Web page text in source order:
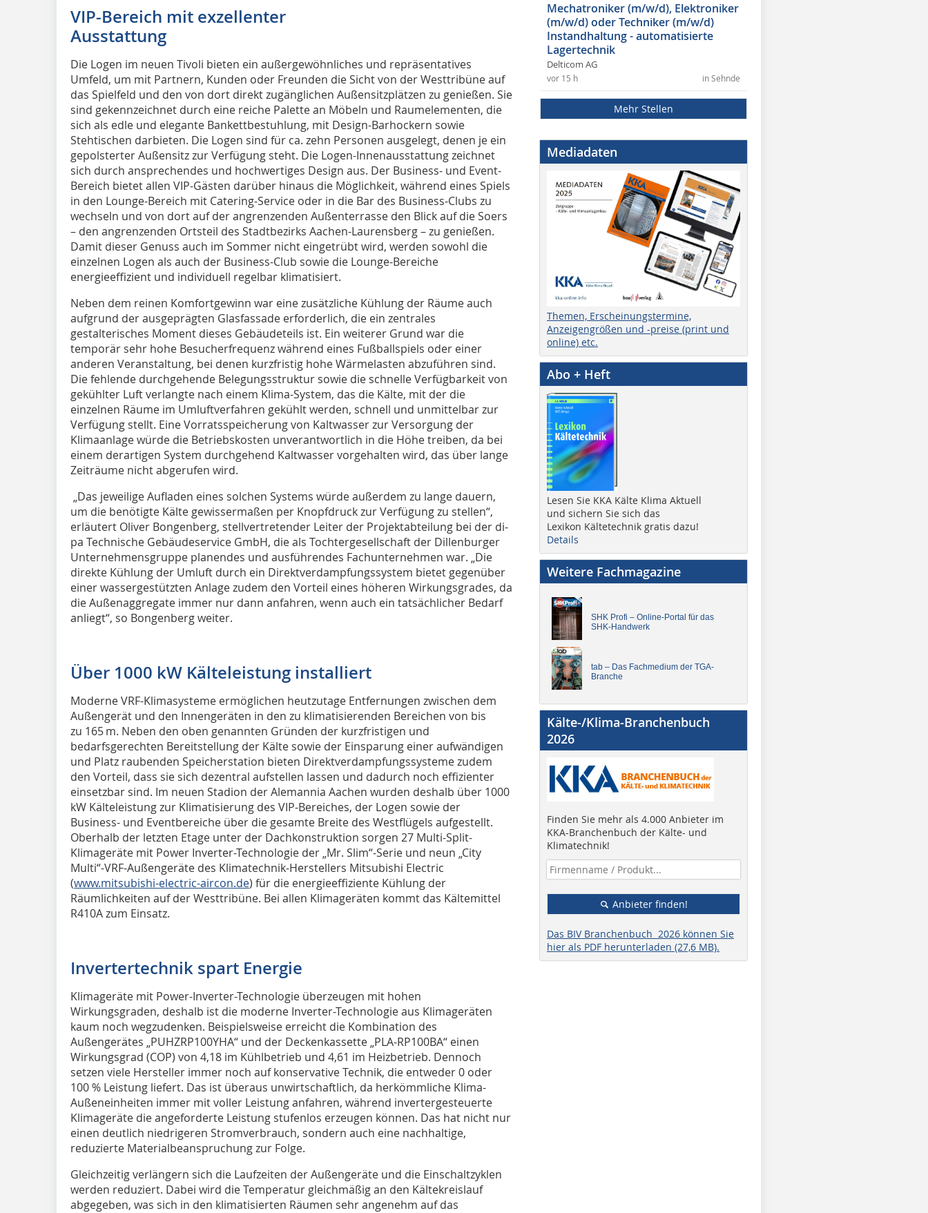
VIP-Bereich mit exzellenter
Ausstattung
Die Logen im neuen Tivoli bieten ein außergewöhnliches und repräsentatives
Umfeld, um mit Partnern, Kunden oder Freunden die Sicht von der Westtribüne auf
das Spielfeld und den von dort direkt zugänglichen Außensitzplätzen zu genießen. Sie
sind gekennzeichnet durch eine reiche Palette an Möbeln und Raumelementen, die
sich als edle und elegante Bankettbestuhlung, mit Design-Barhockern sowie
Stehtischen darbieten. Die Logen sind für ca. zehn Personen ausgelegt, denen je ein
gepolsterter Außensitz zur Verfügung steht. Die Logen-Innenausstattung zeichnet
sich durch ansprechendes und hochwertiges Design aus. Der Business- und Event-
Bereich bietet allen VIP-Gästen darüber hinaus die Möglichkeit, während eines Spiels
in den Lounge-Bereich mit Catering-Service oder in die Bar des Business-Clubs zu
wechseln und von dort auf der angrenzenden Außenterrasse den Blick auf die Soers
– den angrenzenden Ortsteil des Stadtbezirks Aachen-Laurensberg – zu genießen.
Damit dieser Genuss auch im Sommer nicht eingetrübt wird, werden sowohl die
einzelnen Logen als auch der Business-Club sowie die Lounge-Bereiche
energieeffizient und individuell regelbar klimatisiert.
Neben dem reinen Komfortgewinn war eine zusätzliche Kühlung der Räume auch
aufgrund der ausgeprägten Glasfassade erforderlich, die ein zentrales
gestalterisches Moment dieses Gebäudeteils ist. Ein weiterer Grund war die
temporär sehr hohe Besucherfrequenz während eines Fußballspiels oder einer
anderen Veranstaltung, bei denen kurzfristig hohe Wärmelasten abzuführen sind.
Die fehlende durchgehende Belegungsstruktur sowie die schnelle Verfügbarkeit von
gekühlter Luft verlangte nach einem Klima-System, das die Kälte, mit der die
einzelnen Räume im Umluftverfahren gekühlt werden, schnell und unmittelbar zur
Verfügung stellt. Eine Vorratsspeicherung von Kaltwasser zur Versorgung der
Klimaanlage würde die Betriebskosten unverantwortlich in die Höhe treiben, da bei
einem derartigen System durchgehend Kaltwasser vorgehalten wird, das über lange
Zeiträume nicht abgerufen wird.
„Das jeweilige Aufladen eines solchen Sys­tems würde außerdem zu lange dauern,
um die benötigte Kälte gewissermaßen per Knopfdruck zur Verfügung zu stellen“,
erläutert Oliver Bongenberg, stellvertretender Leiter der Projektabteilung bei der di-
pa Technische Gebäudeservice GmbH, die als Tochtergesellschaft der Dillenburger
Unternehmensgruppe planendes und ausführendes Fachunternehmen war. „Die
direkte Kühlung der Umluft durch ein Direktverdampfungssystem bietet gegenüber
einer wassergestützten Anlage zudem den Vorteil eines höheren Wirkungsgrades, da
die Außenaggregate immer nur dann anfahren, wenn auch ein tatsächlicher Bedarf
anliegt“, so Bongenberg weiter.
Über 1000 kW Kälteleistung installiert
Moderne VRF-Klimasysteme ermöglichen heutzutage Entfernungen zwischen dem
Außengerät und den Innengeräten in den zu klimatisierenden Bereichen von bis
zu 165 m. Neben den oben genannten Gründen der kurzfristigen und
bedarfsgerechten Bereitstellung der Kälte sowie der Einsparung einer aufwändigen
und Platz raubenden Speicherstation bieten Direktverdampfungssysteme zudem
den Vorteil, dass sie sich dezentral aufstellen lassen und dadurch noch effizienter
einsetzbar sind. Im neuen Stadion der Alemannia Aachen wurden deshalb über 1000
kW Kälteleistung zur Klimatisierung des VIP-Bereiches, der Logen sowie der
Business- und Eventbereiche über die gesamte Breite des Westflügels aufgestellt.
Oberhalb der letzten Etage unter der Dachkonstruktion sorgen 27 Multi-Split-
Klimageräte mit Power Inverter-Technologie der „Mr. Slim“-Serie und neun „City
Multi“-VRF-Außengeräte des Klimatechnik-Herstellers Mitsubishi Electric
(www.mitsubishi-electric-aircon.de) für die energieeffiziente Kühlung der
Räumlichkeiten auf der Westtribüne. Bei allen Klimageräten kommt das Kältemittel
R410A zum Einsatz.
Invertertechnik spart Energie
Klimageräte mit Power-Inverter-Technologie überzeugen mit hohen
Wirkungsgraden, deshalb ist die moderne Inverter-Technologie aus Klimageräten
kaum noch wegzudenken. Beispielsweise erreicht die Kombination des
Außengerätes „PUHZRP100YHA“ und der Deckenkassette „PLA-RP100BA“ einen
Wirkungsgrad (COP) von 4,18 im Kühlbetrieb und 4,61 im Heizbetrieb. Dennoch
setzen viele Hersteller immer noch auf konservative Technik, die entweder 0 oder
100 % Leistung liefert. Das ist überaus unwirtschaftlich, da herkömmliche Klima-
Außeneinheiten immer mit voller Leistung anfahren, während invertergesteuerte
Klimageräte die angeforderte Leistung stufenlos erzeugen können. Das hat nicht nur
einen deutlich niedrigeren Stromverbrauch, sondern auch eine nachhaltige,
reduzierte Materialbeanspruchung zur Folge.
Gleichzeitig verlängern sich die Laufzeiten der Außengeräte und die Einschaltzyklen
werden reduziert. Dabei wird die Temperatur gleichmäßig an den Kältekreislauf
abgegeben, was sich in den klimatisierten Räumen sehr angenehm auf das
Mechatroniker (m/w/d), Elektroniker
(m/w/d) oder Techniker (m/w/d)
Instandhaltung - automatisierte
Lagertechnik
Delticom AG
in Sehnde
vor 15 h
Mehr Stellen
Mediadaten
Themen, Erscheinungstermine,
Anzeigengrößen und -preise (print und
online) etc.
Abo + Heft
Lesen Sie KKA Kälte Klima Aktuell
und sichern Sie sich das
Lexikon Kältetechnik gratis dazu!
Details
Weitere Fachmagazine
SHK Profi – Online-Portal für das
SHK-Handwerk
tab – Das Fachmedium der TGA-
Branche
Kälte-/Klima-Branchenbuch
2026
Finden Sie mehr als 4.000 Anbieter im
KKA-Branchenbuch der Kälte- und
Klimatechnik!
Anbieter finden!
Das BIV Branchenbuch 2026 können Sie
hier als PDF herunterladen (27,6 MB).